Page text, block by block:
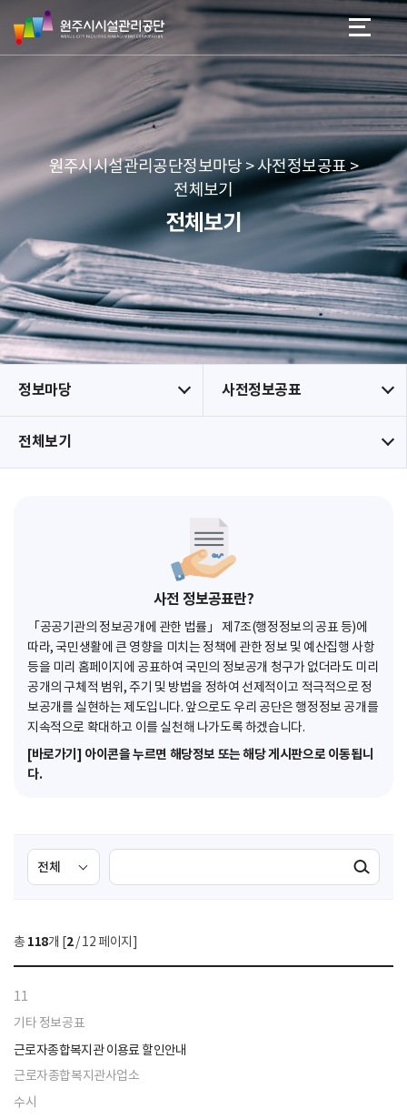
네
본문 바로가기
메뉴 바로가기
원
주
시
리
공
단
원주시시설관리공단정보마당 > 사전정보공표 >
전체보기
전체보기
정보마당 사전정보공표
전체보기
사전 정보공표란?
「공공기관의 정보공개에 관한 법률」 제7조(행정정보의 공표 등)에
따라, 국민생활에 큰 영향을 미치는 정책에 관한 정보 및 예산집행 사항
등을 미리 홈페이지에 공표하여 국민의 정보공개 청구가 없더라도 미리
공개의 구체적 범위, 주기 및 방법을 정하여 선제적이고 적극적으로 정
보공개를 실현하는 제도입니다. 앞으로도 우리 공단은 행정정보 공개를
지속적으로 확대하고 이를 실천해 나가도록 하겠습니다.
[바로가기] 아이콘을 누르면 해당정보 또는 해당 게시판으로 이동됩니
다.
검
색
선
택
색
검색실행
총 118개 [2/ 12 페이지]
11
기타 정보공표
근로자종합복지관 이용료 할인안내
근로자종합복지관사업소
수시